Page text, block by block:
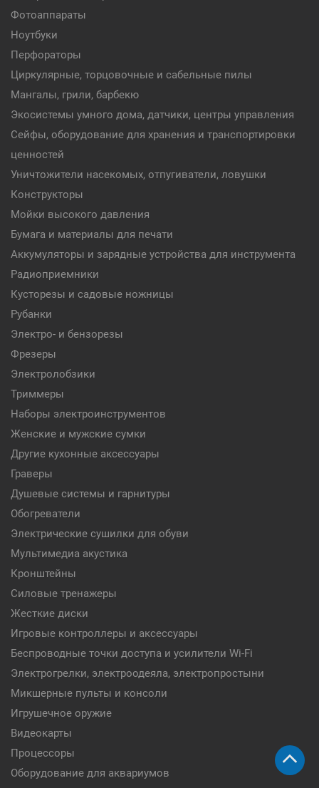
Фотоаппараты
Ноутбуки
Перфораторы
Циркулярные, торцовочные и сабельные пилы
Мангалы, грили, барбекю
Экосистемы умного дома, датчики, центры управления
Сейфы, оборудование для хранения и транспортировки
ценностей
Уничтожители насекомых, отпугиватели, ловушки
Конструкторы
Мойки высокого давления
Бумага и материалы для печати
Аккумуляторы и зарядные устройства для инструмента
Радиоприемники
Кусторезы и садовые ножницы
Рубанки
Электро- и бензорезы
Фрезеры
Электролобзики
Триммеры
Наборы электроинструментов
Женские и мужские сумки
Другие кухонные аксессуары
Граверы
Душевые системы и гарнитуры
Обогреватели
Электрические сушилки для обуви
Мультимедиа акустика
Кронштейны
Силовые тренажеры
Жесткие диски
Игровые контроллеры и аксессуары
Беспроводные точки доступа и усилители Wi-Fi
Электрогрелки, электроодеяла, электропростыни
Микшерные пульты и консоли
Игрушечное оружие
Видеокарты
Процессоры
Оборудование для аквариумов